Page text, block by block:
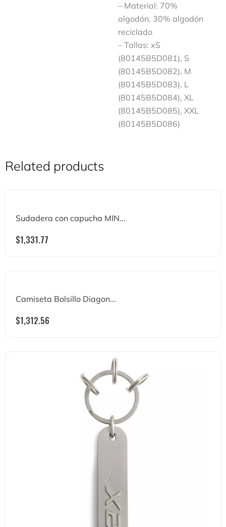
– Material: 70%
algodón, 30% algodón
reciclado
– Tallas: xS
(80145B5D081), S
(80145B5D082), M
(80145B5D083), L
(80145B5D084), XL
(80145B5D085), XXL
(80145B5D086)
Related products
Sudadera con capucha MIN...
$1,331.77
Camiseta Bolsillo Diagon...
$1,312.56